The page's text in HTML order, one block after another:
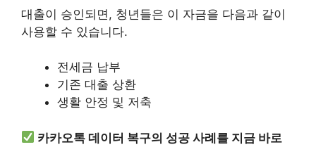
대출이 승인되면, 청년들은 이 자금을 다음과 같이
사용할 수 있습니다.
전세금 납부
기존 대출 상환
생활 안정 및 저축
카카오톡 데이터 복구의 성공 사례를 지금 바로